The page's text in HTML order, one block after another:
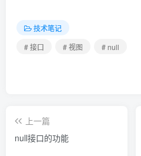
技术笔记
# 接口
# 视图 # null
上一篇
null接口的功能